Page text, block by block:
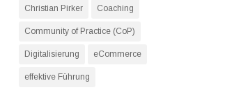
Christian Pirker Coaching
Community of Practice (CoP)
Digitalisierung eCommerce
effektive Führung